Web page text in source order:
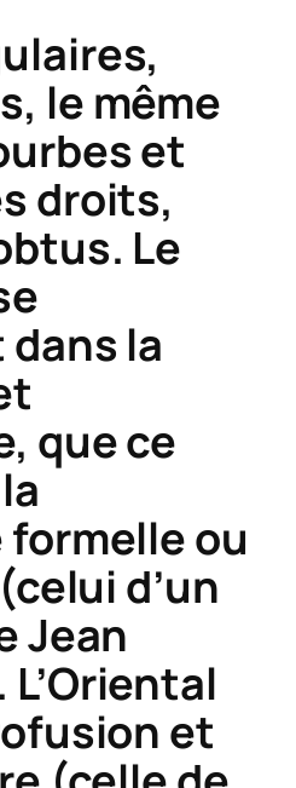
le même
et
droits,
Le
la
que ce
ou
d’un
Jean
et